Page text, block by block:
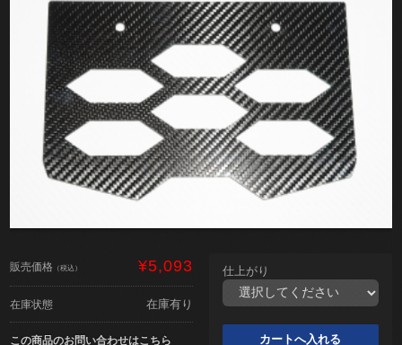
販売価格 （税込） ¥5,093
在庫状態 在庫有り
この商品のお問い合わせはこちら
仕上がり